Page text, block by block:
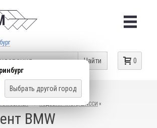
Выбрать другой город
0
Найти
СПЕЦИАЛЬНЫЙ ИНСТРУМЕНТ
ХОДОВАЯ ЧАСТЬ, ШАССИ
BMW